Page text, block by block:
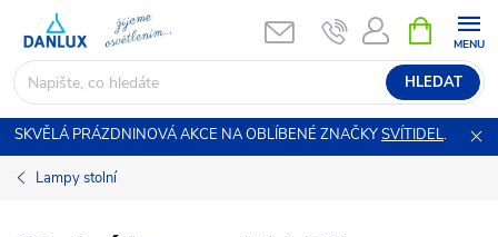
obsah
HLEDAT
NÁKUPNÍ
KOŠÍK
SKVĚLÁ PRÁZDNINOVÁ AKCE NA OBLÍBENÉ ZNAČKYSVÍTIDEL.
Lampy stolní